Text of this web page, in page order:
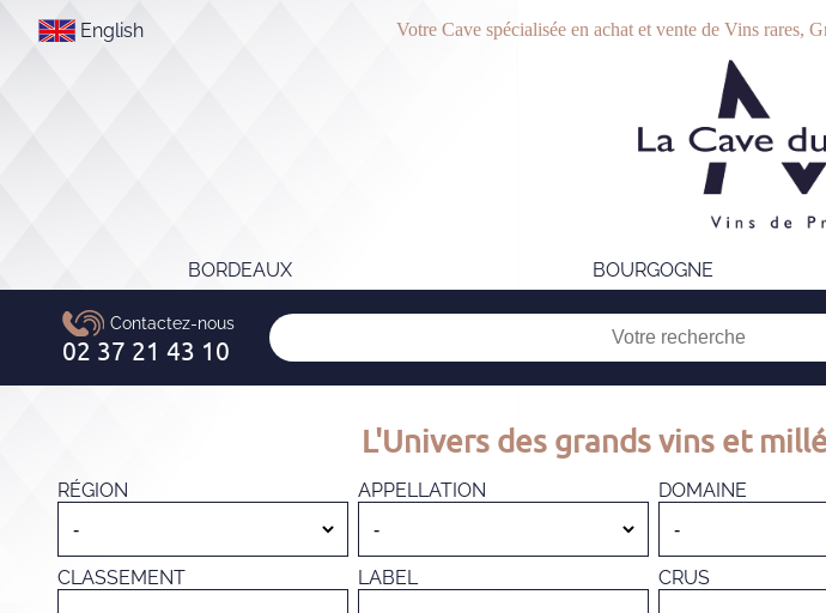
English Votre Cave spécialisée en achat et vente de Vins rares,
BORDEAUX BOURGOGNE
L'Univers des grands vins et
RÉGION APPELLATION DOMAINE
CLASSEMENT LABEL CRUS